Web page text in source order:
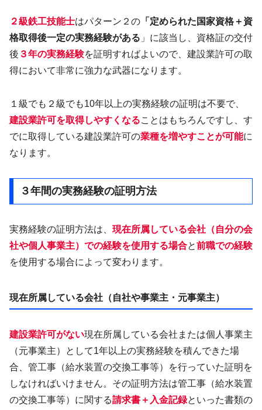
２級鉄工技能士はパターン２の 「定められた国家資格＋資
格取得後一定の実務経験がある 」に該当し、資格証の交付
後 ３年の実務経験を証明すればよいので、建設業許可の取
得において非常に強力な武器になります。
１級でも２級でも10年以上の実務経験の証明は不要で、
建設業許可を取得しやすくなることはもちろんですし、す
でに取得している建設業許可の業種を増やすことが可能に
なります。
３年間の実務経験の証明方法
実務経験の証明方法は、 現在所属している会社（自分の会
社や個人事業主）での経験を使用する場合と前職での経験
を使用する場合によって変わります。
現在所属している会社（自社や事業主・元事業主）
建設業許可がない現在所属している会社または個人事業主
（元事業主）として1年以上の実務経験を積んできた場
合、管工事（給水装置の交換工事等）を行っていた証明を
しなければいけません。その証明方法は管工事（給水装置
の交換工事等）に関する請求書＋入金記録といった書類の